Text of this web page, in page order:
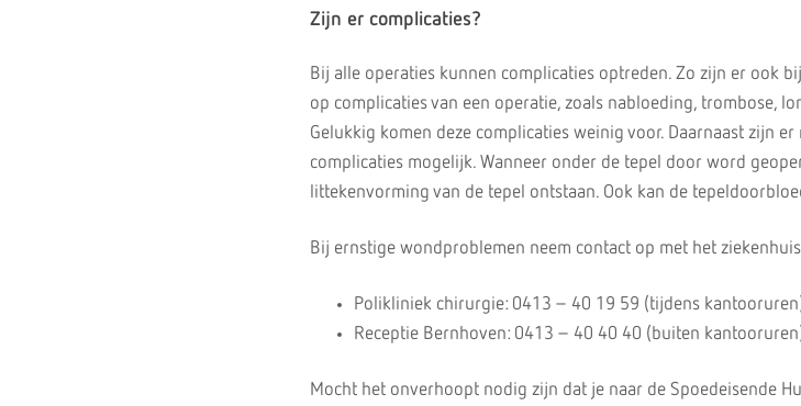
Zijn er complicaties?
Bij alle operaties kunnen complicaties optreden. Zo zijn er ook
op complicaties van een operatie, zoals nabloeding, trombose,
Gelukkig komen deze complicaties weinig voor. Daarnaast zijn
complicaties mogelijk. Wanneer onder de tepel door word
littekenvorming van de tepel ontstaan. Ook kan de
Bij ernstige wondproblemen neem contact op met het
Polikliniek chirurgie: 0413 – 40 19 59 (tijdens
Receptie Bernhoven: 0413 – 40 40 40 (buiten
Mocht het onverhoopt nodig zijn dat je naar de Spoedeisende